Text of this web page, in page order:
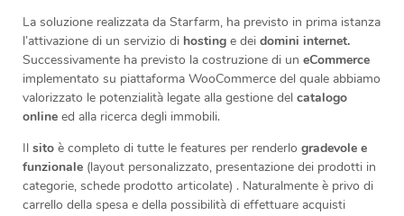
La soluzione realizzata da Starfarm, ha previsto in prima istanza
l’attivazione di un servizio di hosting e dei domini internet.
Successivamente ha previsto la costruzione di un eCommerce
implementato su piattaforma WooCommerce del quale abbiamo
valorizzato le potenzialità legate alla gestione del catalogo
online ed alla ricerca degli immobili.
Il sito è completo di tutte le features per renderlo gradevole e
funzionale (layout personalizzato, presentazione dei prodotti in
categorie, schede prodotto articolate) . Naturalmente è privo di
carrello della spesa e della possibilità di effettuare acquisti